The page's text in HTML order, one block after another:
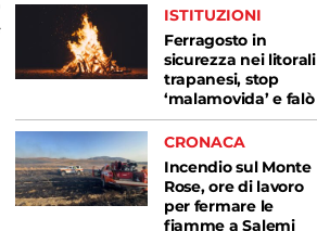
ISTITUZIONI
Ferragosto in
sicurezza nei litorali
trapanesi, stop
‘malamovida’ e falò
CRONACA
Incendio sul Monte
Rose, ore di lavoro
per fermare le
fiamme a Salemi